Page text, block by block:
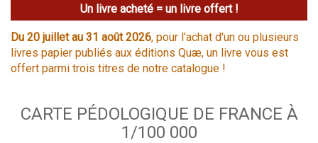
Un livre acheté = un livre offert !
Du 20 juillet au 31 août 2026, pour l'achat d'un ou plusieurs
livres papier publiés aux éditions Quæ, un livre vous est
offert parmi trois titres de notre catalogue !
CARTE PÉDOLOGIQUE DE FRANCE À
1/100 000